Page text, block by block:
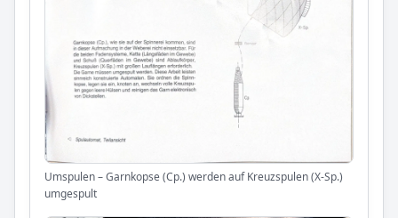
Umspulen – Garnkopse (Cp.) werden auf Kreuzspulen (X-Sp.)
umgespult